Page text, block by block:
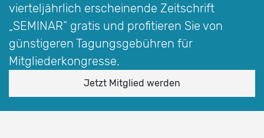
vierteljährlich erscheinende Zeitschrift
„SEMINAR“ gratis und profitieren Sie von
günstigeren Tagungsgebühren für
Mitgliederkongresse.
Jetzt Mitglied werden